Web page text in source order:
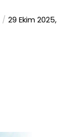
29 Ekim 2025,